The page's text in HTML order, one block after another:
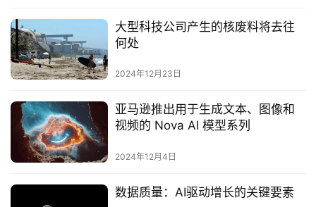
大型科技公司产生的核废料将去往
何处
2024年12月23日
亚马逊推出用于生成文本、图像和
视频的 Nova AI 模型系列
2024年12月4日
数据质量：AI驱动增长的关键要素‌